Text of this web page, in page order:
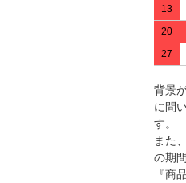
13
20
27
背景
に問
す。
また
の期
『商